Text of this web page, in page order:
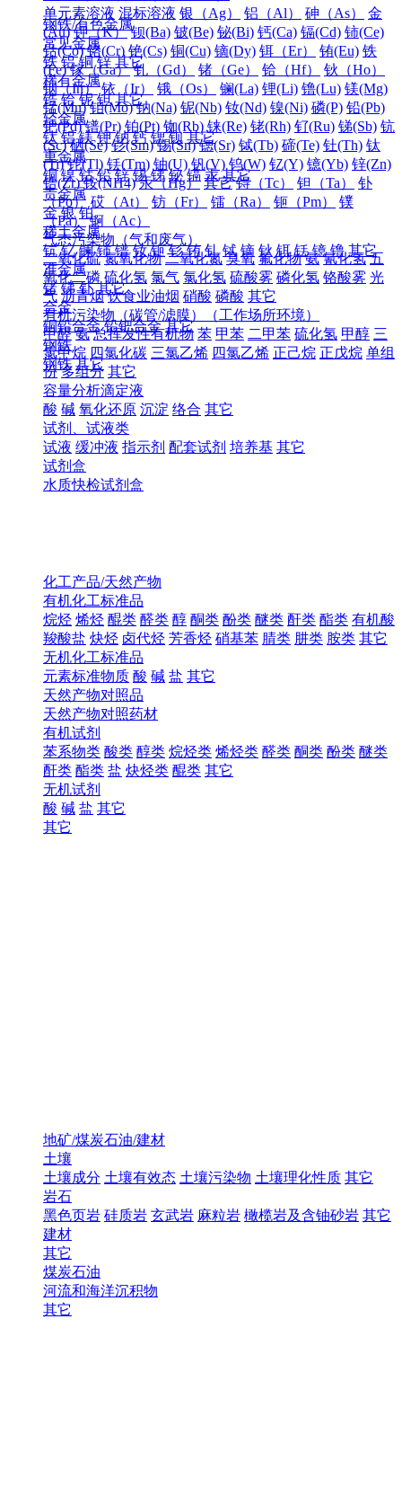
单元素溶液 混标溶液 银（Ag） 铝（Al） 砷（As）
金
(Au) 钾（K） 钡(Ba) 铍(Be) 铋(Bi) 钙(Ca) 镉(Cd) 铈(Ce)
钴(Co) 铬(Cr) 铯(Cs) 铜(Cu) 镝(Dy) 铒（Er） 铕(Eu) 铁
(Fe) 镓（Ga） 钆（Gd） 锗（Ge） 铪（Hf）
钬（Ho）
铟（In） 铱（Ir） 锇（Os） 镧(La) 锂(Li) 镥(Lu) 镁(Mg)
锰(Mn) 钼(Mo) 钠(Na) 铌(Nb) 钕(Nd) 镍(Ni) 磷(P) 铅(Pb)
钯(Pd) 镨(Pr) 铂(Pt) 铷(Rb) 铼(Re) 铑(Rh) 钌(Ru) 锑(Sb) 钪
(Sc) 硒(Se) 钐(Sm) 锡(Sn) 锶(Sr) 铽(Tb) 碲(Te) 钍(Th) 钛
(Ti) 铊(Tl) 铥(Tm) 铀(U) 钒(V) 钨(W) 钇(Y) 镱(Yb) 锌(Zn)
锆(Zr) 铵(NH4) 汞（Hg） 其它 锝（Tc） 钽（Ta）
钋
（Po） 砹（At） 钫（Fr） 镭（Ra） 钷（Pm）
镤
（Pa） 锕（Ac）
气态污染物（气和废气）
二氧化硫 氮氧化物 二氧化氮 臭氧 氟化物 氨 氰化氢 五
氧化二磷 硫化氢 氯气 氯化氢 硫酸雾 磷化氢 铬酸雾 光
气 沥青烟 饮食业油烟 硝酸 磷酸 其它
有机污染物（碳管/滤膜）（工作场所环境）
甲醛 氨 总挥发性有机物 苯 甲苯 二甲苯 硫化氢 甲醇 三
氯甲烷 四氯化碳 三氯乙烯 四氯乙烯 正己烷 正戊烷 单组
份 多组分 其它
容量分析滴定液
酸 碱 氧化还原 沉淀 络合 其它
试剂、试液类
试液 缓冲液 指示剂 配套试剂 培养基 其它
试剂盒
水质快检试剂盒
钢铁/有色金属
常见金属
铁 铝 铜 锌 其它
稀有金属
锆 铪 铌 钽 其它
轻金属
钛 铝 镁 钾 钠 钙 锶 钡 其它
重金属
铜 镍 钴 铅 锌 锡 锑 铋 镉 汞 其它
贵金属
金 银 铂
稀土金属
钪 钇 镧 铈 镨 钕 钷 钐 铕 钆 铽 镝 钬 铒 铥 镱 镥 其它
准金属
锗 锑 钋 其它
合金
铜铅合金 铅钯合金 其它
钢铁
钢铁 其它
化工产品/天然产物
有机化工标准品
烷烃 烯烃 醌类 醛类 醇 酮类 酚类 醚类 酐类 酯类 有机酸
羧酸盐 炔烃 卤代烃 芳香烃 硝基苯 腈类 肼类 胺类 其它
无机化工标准品
元素标准物质 酸 碱 盐 其它
天然产物对照品
天然产物对照药材
有机试剂
苯系物类 酸类 醇类 烷烃类 烯烃类 醛类 酮类 酚类 醚类
酐类 酯类 盐 炔烃类 醌类 其它
无机试剂
酸 碱 盐 其它
其它
地矿/煤炭石油/建材
土壤
土壤成分 土壤有效态 土壤污染物 土壤理化性质 其它
岩石
黑色页岩 硅质岩 玄武岩 麻粒岩 橄榄岩及含铀砂岩 其它
建材
其它
煤炭石油
河流和海洋沉积物
其它